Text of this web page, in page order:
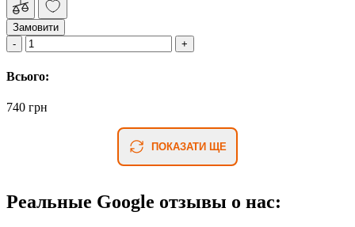
Замовити
Всього:
740 грн
ПОКАЗАТИ ЩЕ
Реальные Google отзывы о нас: